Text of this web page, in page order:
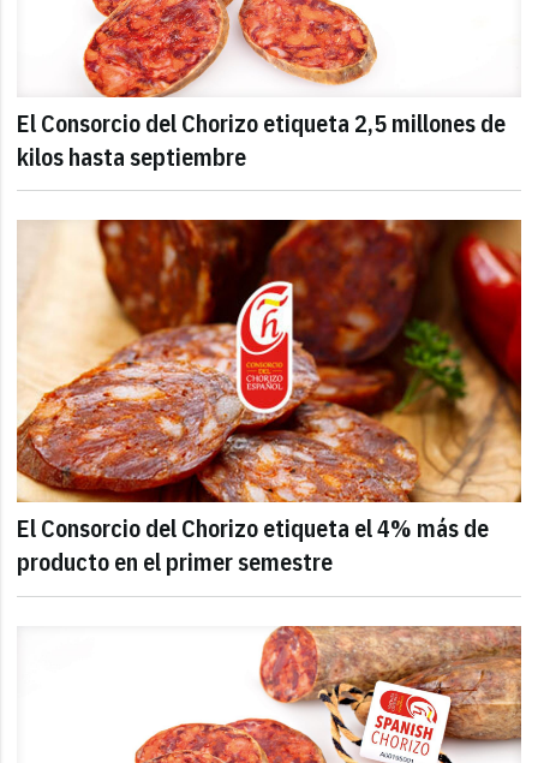
El Consorcio del Chorizo etiqueta 2,5 millones de
kilos hasta septiembre
El Consorcio del Chorizo etiqueta el 4% más de
producto en el primer semestre